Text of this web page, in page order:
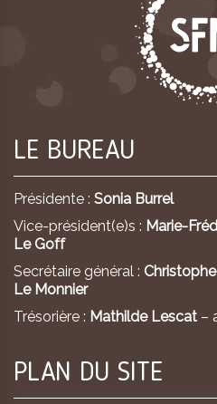
LE BUREAU
Présidente : Sonia Burrel
Vice-président(e)s : Marie-
Le Goff
Secrétaire général :
Le Monnier
Trésorière : Mathilde Lescat –
PLAN DU SITE